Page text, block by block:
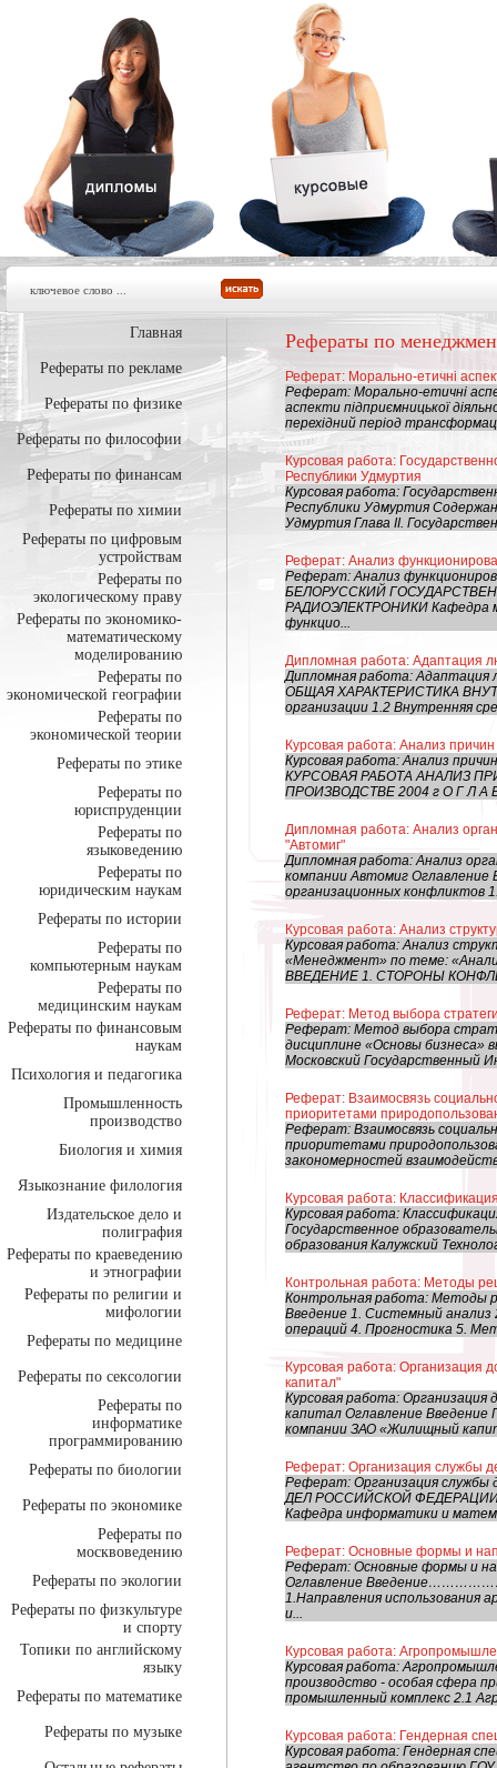
Главная
Рефераты по рекламе
Рефераты по физике
Рефераты по философии
Рефераты по финансам
Рефераты по химии
Рефераты по цифровым
устройствам
Рефераты по
экологическому праву
Рефераты по экономико-
математическому
моделированию
Рефераты по
экономической географии
Рефераты по
экономической теории
Рефераты по этике
Рефераты по
юриспруденции
Рефераты по
языковедению
Рефераты по
юридическим наукам
Рефераты по истории
Рефераты по
компьютерным наукам
Рефераты по
медицинским наукам
Рефераты по финансовым
наукам
Психология и педагогика
Промышленность
производство
Биология и химия
Языкознание филология
Издательское дело и
полиграфия
Рефераты по краеведению
и этнографии
Рефераты по религии и
мифологии
Рефераты по медицине
Рефераты по сексологии
Рефераты по
информатике
программированию
Рефераты по биологии
Рефераты по экономике
Рефераты по
москвоведению
Рефераты по экологии
Рефераты по физкультуре
и спорту
Топики по английскому
языку
Рефераты по математике
Рефераты по музыке
Рефераты по
Реферат: Морально-етичні
Реферат: Морально-етичні
аспекти підприємницької
перехідний період
Курсовая работа:
Республики Удмуртия
Курсовая работа:
Республики Удмуртия
Удмуртия Глава II.
Реферат: Анализ
Реферат: Анализ
БЕЛОРУССКИЙ
РАДИОЭЛЕКТРОНИКИ Кафедра
функцио...
Дипломная работа: Адаптация
Дипломная работа:
ОБЩАЯ ХАРАКТЕРИСТИКА
организации 1.2 Внутренняя
Курсовая работа: Анализ
Курсовая работа: Анализ
КУРСОВАЯ РАБОТА АНАЛИЗ
ПРОИЗВОДСТВЕ 2004 г О Г Л А
Дипломная работа: Анализ
"Автомиг"
Дипломная работа: Анализ
компании Автомиг Оглавление
организационных конфликтов
Курсовая работа: Анализ
Курсовая работа: Анализ
«Менеджмент» по теме:
ВВЕДЕНИЕ 1. СТОРОНЫ
Реферат: Метод выбора
Реферат: Метод выбора
дисциплине «Основы бизнеса»
Московский Государственный
Реферат: Взаимосвязь
приоритетами
Реферат: Взаимосвязь
приоритетами
закономерностей
Курсовая работа:
Курсовая работа:
Государственное
образования Калужский
Контрольная работа: Методы
Контрольная работа: Методы
Введение 1. Системный анализ
операций 4. Прогностика 5.
Курсовая работа:
капитал"
Курсовая работа:
капитал Оглавление Введение
компании ЗАО «Жилищный
Реферат: Организация службы
Реферат: Организация
ДЕЛ РОССИЙСКОЙ
Кафедра информатики и
Реферат: Основные формы и
Реферат: Основные формы и
Оглавление
1.Направления
и...
Курсовая работа:
Курсовая работа:
производство - особая сфера
промышленный комплекс 2.1
Курсовая работа: Гендерная
Курсовая работа: Гендерная